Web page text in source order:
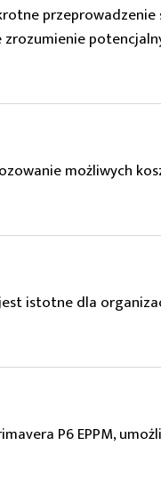
możliwych
istotne dla
P6 EPPM,